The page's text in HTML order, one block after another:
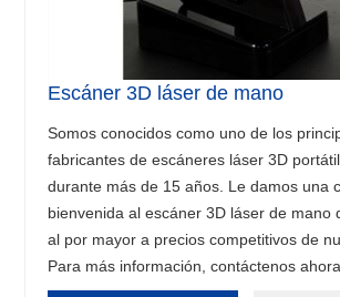
Escáner 3D láser de mano
Somos conocidos como uno de los
fabricantes de escáneres láser 3D
durante más de 15 años. Le damos una
bienvenida al escáner 3D láser de mano
al por mayor a precios competitivos de
Para más información, contáctenos ahora.